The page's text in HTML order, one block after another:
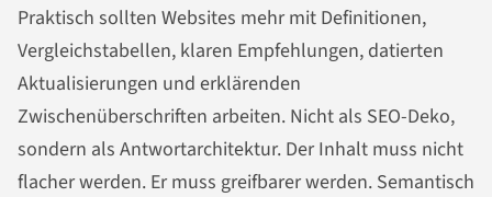
Praktisch sollten Websites mehr mit Definitionen,
Vergleichstabellen, klaren Empfehlungen, datierten
Aktualisierungen und erklärenden
Zwischenüberschriften arbeiten. Nicht als SEO-Deko,
sondern als Antwortarchitektur. Der Inhalt muss nicht
flacher werden. Er muss greifbarer werden. Semantisch